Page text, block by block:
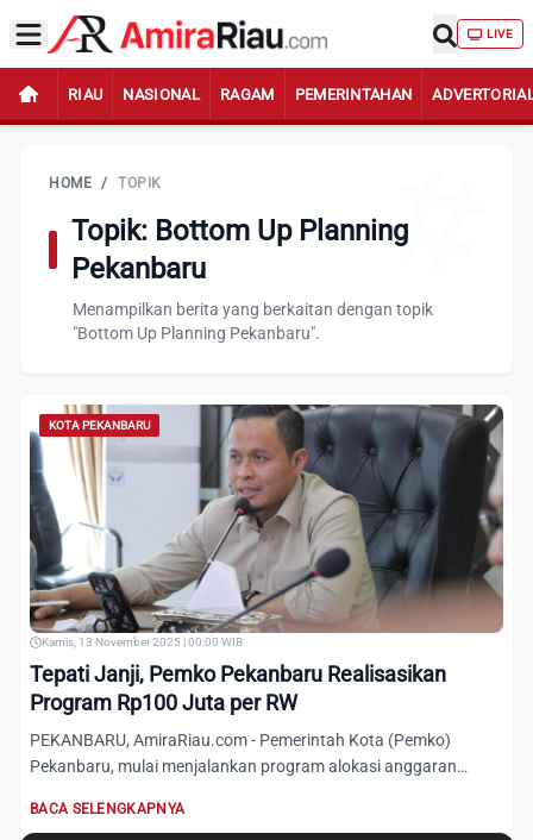
LIVE
RIAU NASIONAL RAGAM PEMERINTAHAN
HOME / TOPIK
Topik: Bottom Up Planning
Pekanbaru
Menampilkan berita yang berkaitan dengan topik
"Bottom Up Planning Pekanbaru".
KOTA PEKANBARU
Kamis, 13 November 2025 | 00:00 WIB
Tepati Janji, Pemko Pekanbaru Realisasikan
Program Rp100 Juta per RW
PEKANBARU, AmiraRiau.com - Pemerintah Kota (Pemko)
Pekanbaru, mulai menjalankan program alokasi anggaran
BACA SELENGKAPNYA